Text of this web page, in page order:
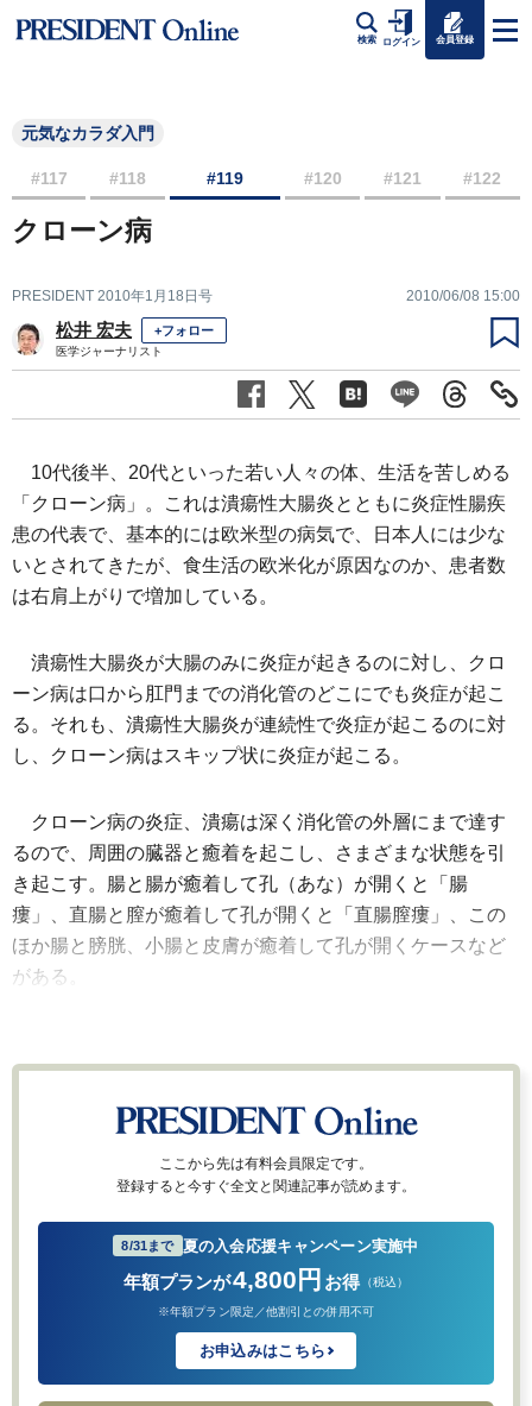
検索 ログイン 会員登録
元気なカラダ入門
#117 #118 #119 #120 #121 #122
クローン病
PRESIDENT 2010年1月18日号 2010/06/08 15:00
松井 宏夫 +フォロー
医学ジャーナリスト
10代後半、20代といった若い人々の体、生活を苦しめる
「クローン病」。これは潰瘍性大腸炎とともに炎症性腸疾
患の代表で、基本的には欧米型の病気で、日本人には少な
いとされてきたが、食生活の欧米化が原因なのか、患者数
は右肩上がりで増加している。
潰瘍性大腸炎が大腸のみに炎症が起きるのに対し、クロ
ーン病は口から肛門までの消化管のどこにでも炎症が起こ
る。それも、潰瘍性大腸炎が連続性で炎症が起こるのに対
し、クローン病はスキップ状に炎症が起こる。
クローン病の炎症、潰瘍は深く消化管の外層にまで達す
るので、周囲の臓器と癒着を起こし、さまざまな状態を引
き起こす。腸と腸が癒着して孔（あな）が開くと「腸
瘻」、直腸と膣が癒着して孔が開くと「直腸膣瘻」、この
ほか腸と膀胱、小腸と皮膚が癒着して孔が開くケースなど
がある。
ここから先は有料会員限定です。
登録すると今すぐ全文と関連記事が読めます。
8/31まで 夏の入会応援キャンペーン実施中
年額プランが4,800円 お得 （税込）
※年額プラン限定／他割引との併用不可
お申込みはこちら